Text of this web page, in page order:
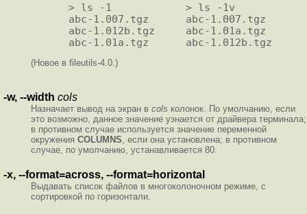
(Новое в fileutils-4.0.)
-w, --width cols
Назначает вывод на экран в cols колонок. По умолчанию, если
это возможно, данное значение узнается от драйвера терминала;
в противном случае используется значение переменной
окружения COLUMNS , если она установлена; в противном
случае, по умолчанию, устанавливается 80.
-x, --format=across, --format=horizontal
Выдавать список файлов в многоколоночном режиме, с
сортировкой по горизонтали.